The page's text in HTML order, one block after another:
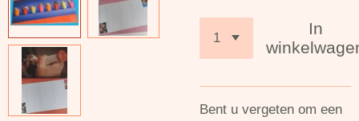
In
Bent u vergeten om een